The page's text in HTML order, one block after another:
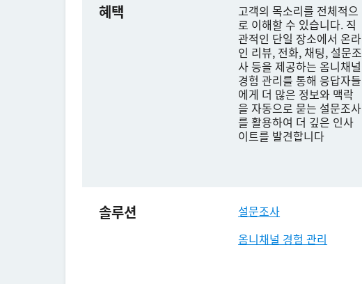
혜택
고객의 목소리를 전체적으
로 이해할 수 있습니다. 직
관적인 단일 장소에서 온라
인 리뷰, 전화, 채팅, 설문조
사 등을 제공하는 옴니채널
경험 관리를 통해 응답자들
에게 더 많은 정보와 맥락
을 자동으로 묻는 설문조사
를 활용하여 더 깊은 인사
이트를 발견합니다
솔루션
설문조사
옴니채널 경험 관리